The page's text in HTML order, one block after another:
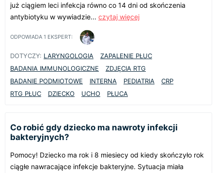
już ciągiem leci infekcja równo co 14 dni od skończenia
antybiotyku w wywiadzie... czytaj więcej
ODPOWIADA 1 EKSPERT:
DOTYCZY: LARYNGOLOGIA
ZAPALENIE PŁUC
BADANIA IMMUNOLOGICZNE
ZDJĘCIA RTG
BADANIE PODMIOTOWE
INTERNA PEDIATRIA
CRP
RTG PŁUC
DZIECKO UCHO PŁUCA
Co robić gdy dziecko ma nawroty infekcji
bakteryjnych?
Pomocy! Dziecko ma rok i 8 miesiecy od kiedy skończyło rok
ciągłe nawracające infekcje bakteryjne. Sytuacja miała